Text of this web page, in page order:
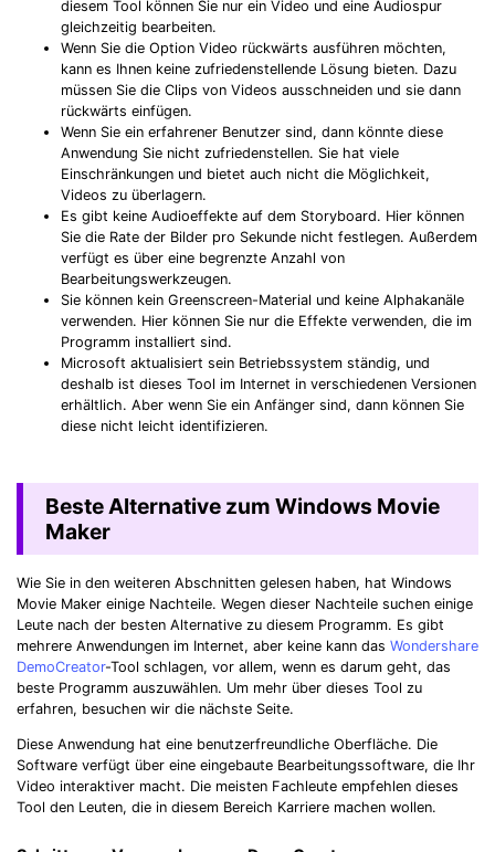
diesem Tool können Sie nur ein Video und eine Audiospur
gleichzeitig bearbeiten.
Wenn Sie die Option Video rückwärts ausführen möchten,
kann es Ihnen keine zufriedenstellende Lösung bieten. Dazu
müssen Sie die Clips von Videos ausschneiden und sie dann
rückwärts einfügen.
Wenn Sie ein erfahrener Benutzer sind, dann könnte diese
Anwendung Sie nicht zufriedenstellen. Sie hat viele
Einschränkungen und bietet auch nicht die Möglichkeit,
Videos zu überlagern.
Es gibt keine Audioeffekte auf dem Storyboard. Hier können
Sie die Rate der Bilder pro Sekunde nicht festlegen. Außerdem
verfügt es über eine begrenzte Anzahl von
Bearbeitungswerkzeugen.
Sie können kein Greenscreen-Material und keine Alphakanäle
verwenden. Hier können Sie nur die Effekte verwenden, die im
Programm installiert sind.
Microsoft aktualisiert sein Betriebssystem ständig, und
deshalb ist dieses Tool im Internet in verschiedenen Versionen
erhältlich. Aber wenn Sie ein Anfänger sind, dann können Sie
diese nicht leicht identifizieren.
Beste Alternative zum Windows Movie
Maker
Wie Sie in den weiteren Abschnitten gelesen haben, hat Windows
Movie Maker einige Nachteile. Wegen dieser Nachteile suchen einige
Leute nach der besten Alternative zu diesem Programm. Es gibt
mehrere Anwendungen im Internet, aber keine kann das Wondershare
DemoCreator-Tool schlagen, vor allem, wenn es darum geht, das
beste Programm auszuwählen. Um mehr über dieses Tool zu
erfahren, besuchen wir die nächste Seite.
Diese Anwendung hat eine benutzerfreundliche Oberfläche. Die
Software verfügt über eine eingebaute Bearbeitungssoftware, die Ihr
Video interaktiver macht. Die meisten Fachleute empfehlen dieses
Tool den Leuten, die in diesem Bereich Karriere machen wollen.